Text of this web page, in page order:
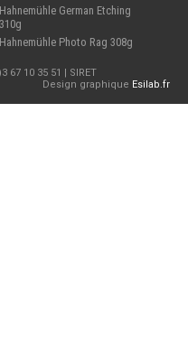
Hahnemühle German Etching
310g
Hahnemühle Photo Rag 308g
10 35 51 | SIRET
Design graphique Esilab.fr